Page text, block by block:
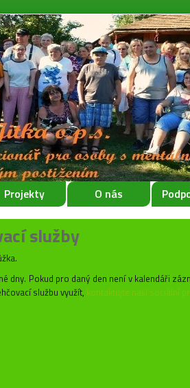
Projekty O nás
služby
dny. Pokud pro daný den není v kalendáři
službu využít, kontaktujte naši sociální